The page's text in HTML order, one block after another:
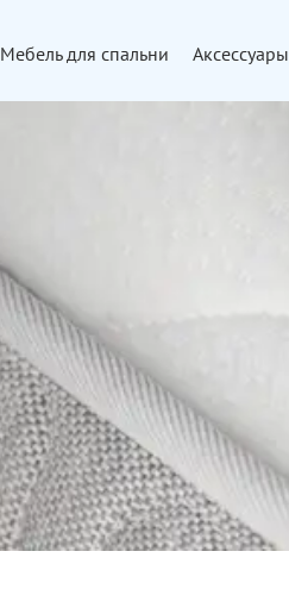
Мебель для спальни Аксессуары